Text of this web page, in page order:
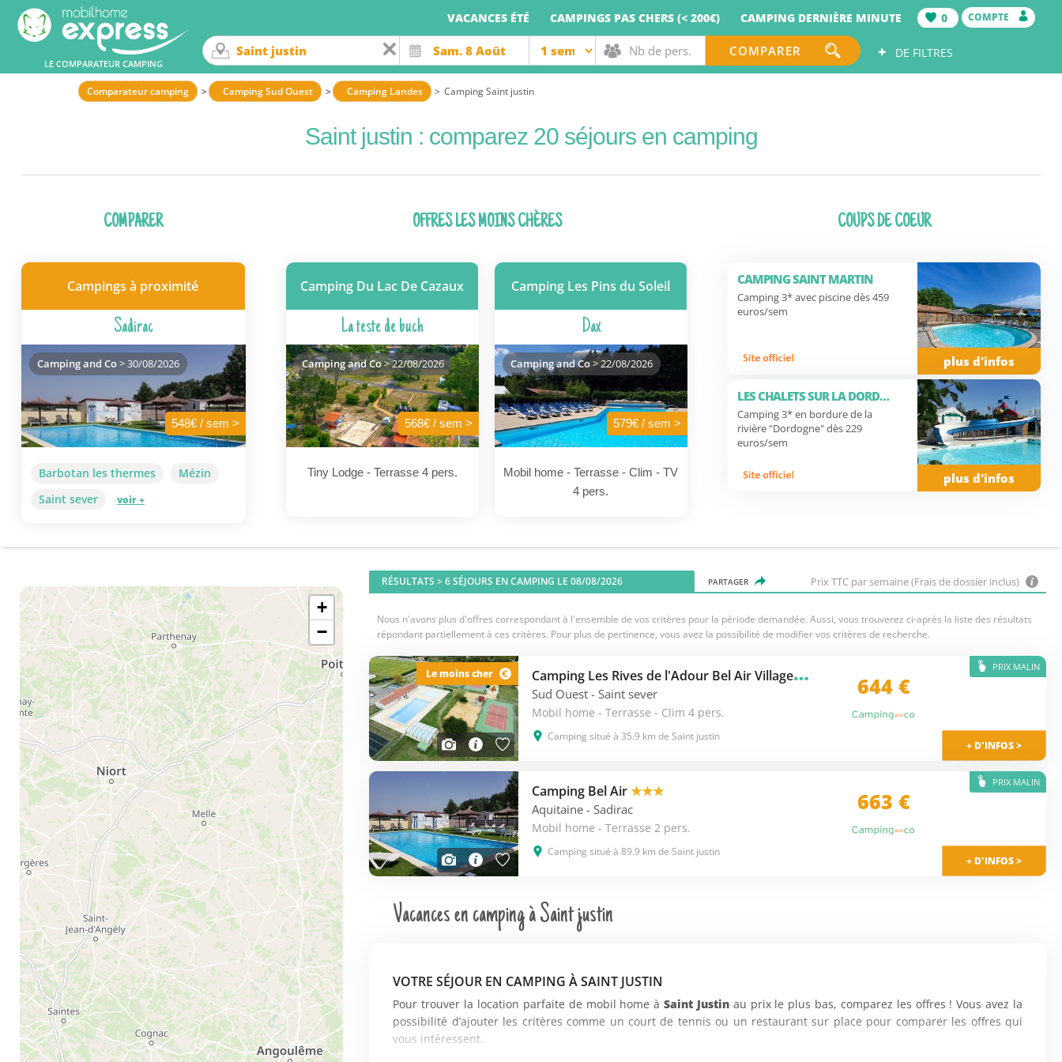
VACANCES ÉTÉ CAMPINGS PAS CHERS (< 200€) CAMPING DERNIÈRE MINUTE 0 COMPTE
LE COMPARATEUR CAMPING
COMPARER + DE FILTRES
Comparateur camping Camping Sud Ouest Camping Landes Camping Saint justin
Saint justin : comparez 20 séjours en camping
COMPARER
Campings à proximité
Sadirac
548€ / sem >
Camping and Co> 30/08/2026
Barbotan les thermes
Mézin
Saint sever
voir +
OFFRES LES MOINS CHÈRES
Camping Du Lac De Cazaux
La teste de buch
568€ / sem >
Camping and Co> 22/08/2026
Tiny Lodge - Terrasse 4 pers.
Camping Les Pins du Soleil
Dax
579€ / sem >
Camping and Co> 22/08/2026
Mobil home - Terrasse - Clim - TV
4 pers.
COUPS DE COEUR
CAMPING SAINT MARTIN
Camping 3* avec piscine dès 459
euros/sem
plus d'infos
LES CHALETS SUR LA DORDOGNE
Camping 3* en bordure de la
rivière "Dordogne" dès 229
euros/sem
plus d'infos
+
−
RÉSULTATS >6SÉJOURS EN CAMPING LE 08/08/2026 PARTAGER Prix TTC par semaine (Frais de dossier inclus)
Nous n'avons plus d'offres correspondant à l'ensemble de vos critères pour la période demandée. Aussi, vous trouverez ci-après la liste des résultats
répondant partiellement à ces critères. Pour plus de pertinence, vous avez la possibilité de modifier vos critères de recherche.
Le moins cher C
amping Les Rives de l'Adour Bel Air Village
★★★
Sud Ouest - Saint sever
Mobil home - Terrasse - Clim 4 pers.
Camping situé à 35.9 km de Saint justin
644 €
PRIX MALIN
+ D'INFOS >
Camping Bel Air★★★
Aquitaine - Sadirac
Mobil home - Terrasse 2 pers.
Camping situé à 89.9 km de Saint justin
663 €
PRIX MALIN
+ D'INFOS >
Vacances en camping à Saint justin
VOTRE SÉJOUR EN CAMPING À SAINT JUSTIN
Pour trouver la location parfaite de mobil home àSaint Justinau prix le plus bas, comparez les offres ! Vous avez la
possibilité d’ajouter les critères comme un court de tennis ou un restaurant sur place pour comparer les offres qui
vous intéressent.